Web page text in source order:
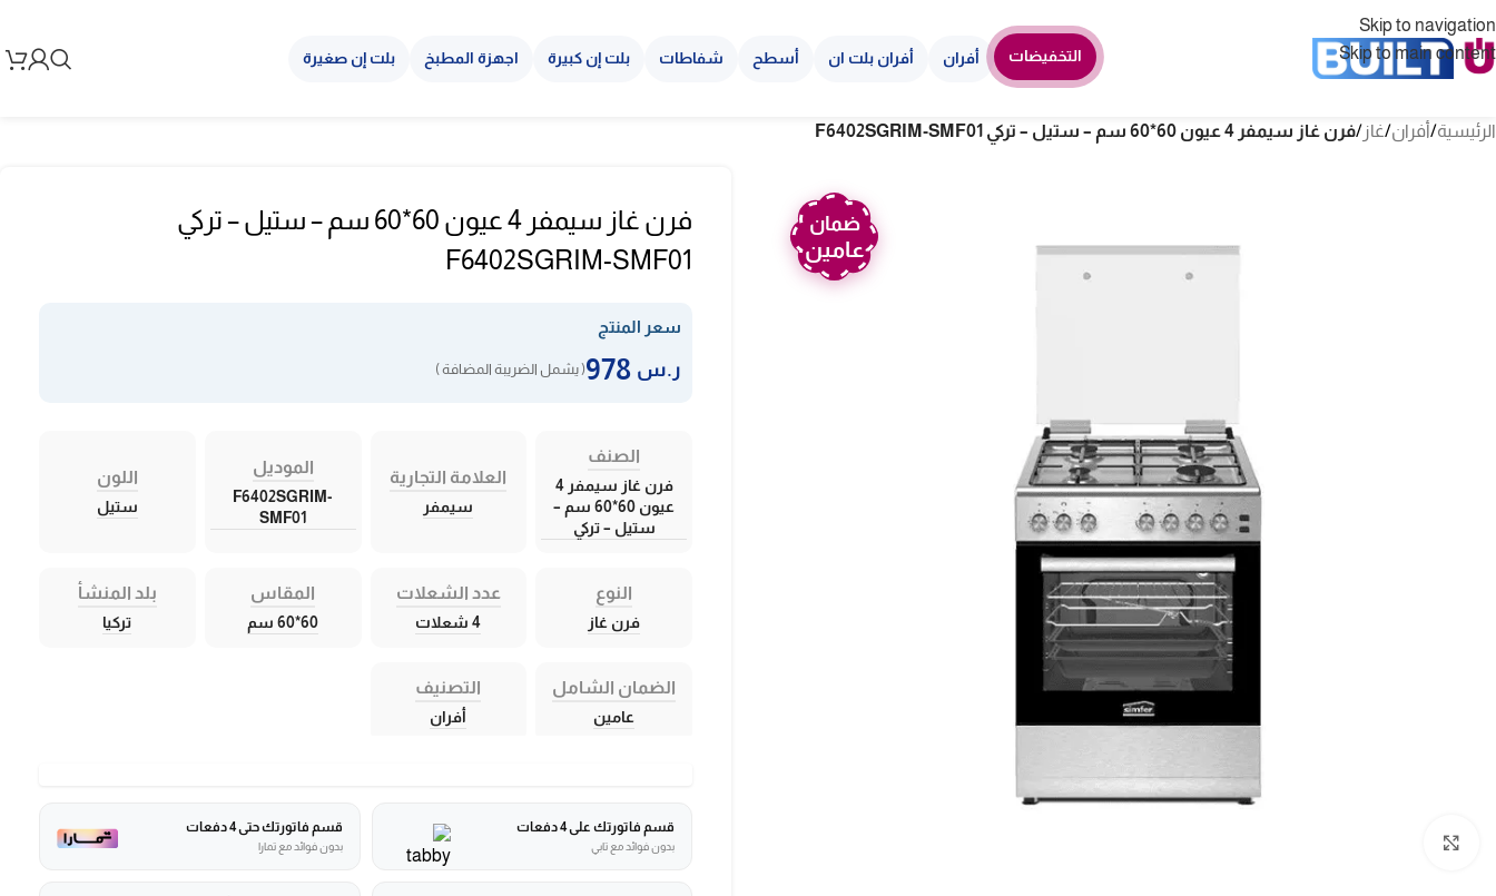
Skip to navigation
Skip to main content
التخفيضات أفران أفران بلت ان أسطح شفاطات بلت إن كبيرة اجهزة المطبخ بلت إن صغيرة
الرئيسية/أفران/غاز /فرن غاز سيمفر 4 عيون 60*60 سم – ستيل – تركي F6402SGRIM-SMF01
ضمان
عامين
فرن غاز سيمفر 4 عيون 60*60 سم – ستيل – تركي
F6402SGRIM-SMF01
سعر المنتج
ر.س ( يشمل الضريبة المضافة )
الصنف
فرن غاز سيمفر 4
عيون 60*60 سم –
ستيل – تركي
العلامة التجارية
سيمفر
الموديل
F6402SGRIM-
SMF01
اللون
ستيل
النوع
فرن غاز
عدد الشعلات
4 شعلات
المقاس
60*60 سم
بلد المنشأ
تركيا
الضمان الشامل
عامين
التصنيف
أفران
قسم فاتورتك على 4 دفعات
بدون فوائد مع تابي
قسم فاتورتك حتى 4 دفعات
بدون فوائد مع تمارا